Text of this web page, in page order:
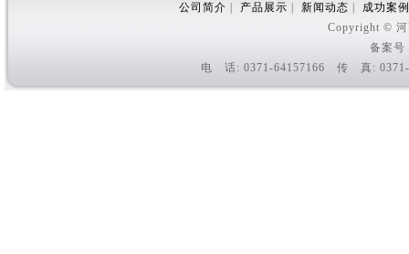
公司简介 产品展示 新闻动态
成功案例
Copyright © 河
备案号
电 话: 0371-64157166 传 真: 0371-